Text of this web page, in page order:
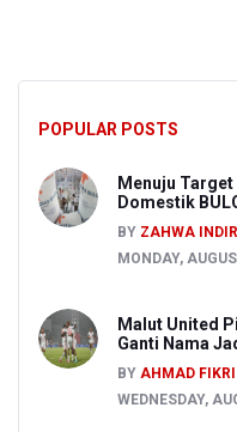
POPULAR POSTS
Menuju
Domestik
BY ZAHWA
MONDAY,
Malut United
Ganti Nama
BY AHMAD FIKRI
WEDNESDAY,